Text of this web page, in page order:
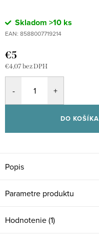
Skladom >10 ks
EAN: 8588007719214
€5
€4,07 bez DPH
DO KOŠÍKA
Popis
Parametre produktu
Hodnotenie (1)